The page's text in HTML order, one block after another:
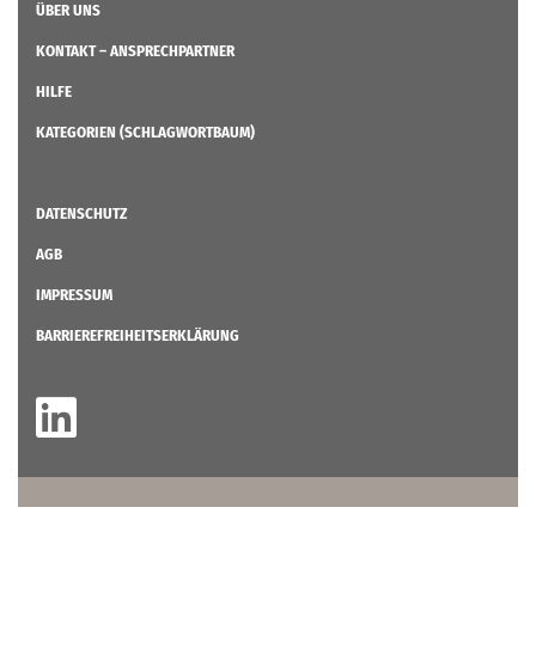
ÜBER UNS
KONTAKT – ANSPRECHPARTNER
HILFE
KATEGORIEN (SCHLAGWORTBAUM)
DATENSCHUTZ
AGB
IMPRESSUM
BARRIEREFREIHEITSERKLÄRUNG